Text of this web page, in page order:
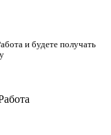
и будете получать